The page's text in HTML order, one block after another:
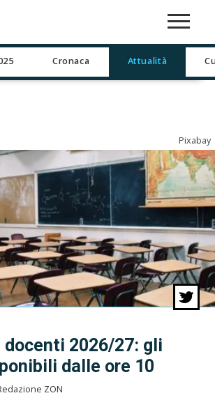
Cronaca Attualità
Pixabay
2026/27: gli
dalle ore 10
ZON